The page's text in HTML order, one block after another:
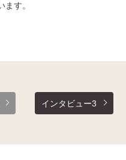
す。
インタビュー3